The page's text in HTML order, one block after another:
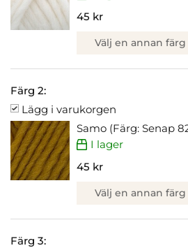
45 kr
Välj en annan färg
Färg 2:
Lägg i varukorgen
Samo (Färg: Senap
I lager
45 kr
Välj en annan färg
Färg 3: